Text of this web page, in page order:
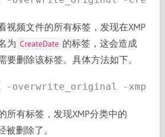
视频文件的所有标签，发现在XMP
为 CreateDate 的标签，这会造成
要删除该标签。具体方法如下。
-overwrite_original -xmp
所有标签，发现XMP分类中的
被删除了。